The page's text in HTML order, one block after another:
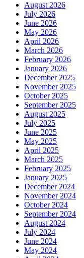
August 2026
July 2026
June 2026
May 2026
April 2026
March 2026
February 2026
January 2026
December 2025
November 2025
October 2025
September 2025
August 2025
July 2025
June 2025
May 2025
April 2025
March 2025
February 2025
January 2025
December 2024
November 2024
October 2024
September 2024
August 2024
July 2024
June 2024
May 2024